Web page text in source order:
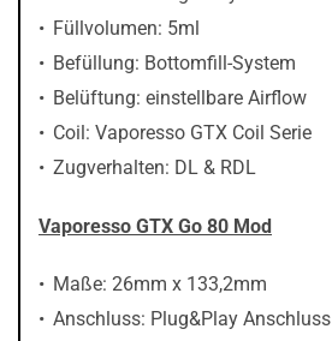
Füllvolumen: 5ml
Befüllung: Bottomfill-System
Belüftung: einstellbare Airflow
Coil: Vaporesso GTX Coil Serie
Zugverhalten: DL & RDL
Vaporesso GTX Go 80 Mod
Maße: 26mm x 133,2mm
Anschluss: Plug&Play Anschluss